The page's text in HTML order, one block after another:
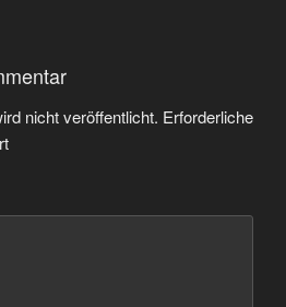
nicht veröffentlicht. Erforderliche